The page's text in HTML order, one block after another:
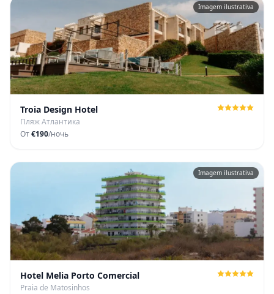
Imagem ilustrativa
Troia Design Hotel
Пляж Атлантика
От€190/ночь
Imagem ilustrativa
Hotel Melia Porto Comercial
Praia de Matosinhos